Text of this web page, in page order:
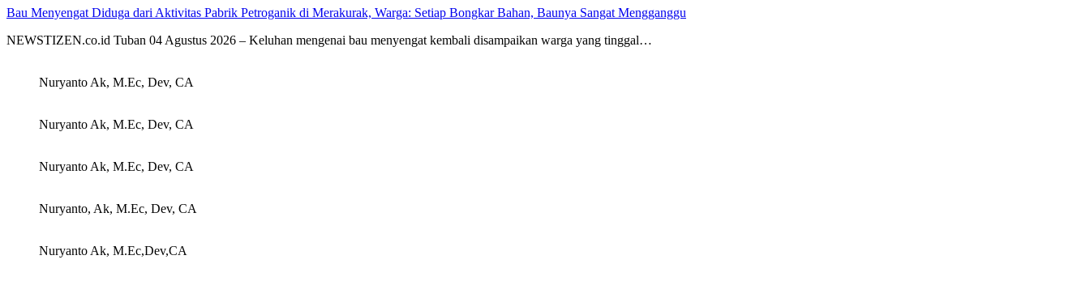
Bau Menyengat Diduga dari Aktivitas Pabrik Petroganik di Merakurak, Warga: Setiap Bongkar Bahan, Baunya Sangat Mengganggu
NEWSTIZEN.co.id Tuban 04 Agustus 2026 – Keluhan mengenai bau menyengat kembali disampaikan warga yang tinggal…
Nuryanto Ak, M.Ec, Dev, CA
Nuryanto Ak, M.Ec, Dev, CA
Nuryanto Ak, M.Ec, Dev, CA
Nuryanto, Ak, M.Ec, Dev, CA
Nuryanto Ak, M.Ec,Dev,CA